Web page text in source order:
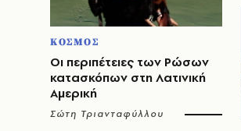
ΚΟΣΜΟΣ
Οι περιπέτειες των Ρώσων
κατασκόπων στη Λατινική
Αμερική
Σώτη Τριανταφύλλου